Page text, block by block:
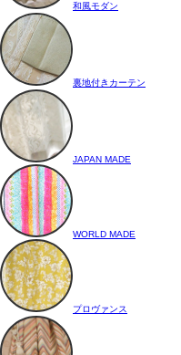
和風モダン
裏地付きカーテン
JAPAN MADE
WORLD MADE
プロヴァンス